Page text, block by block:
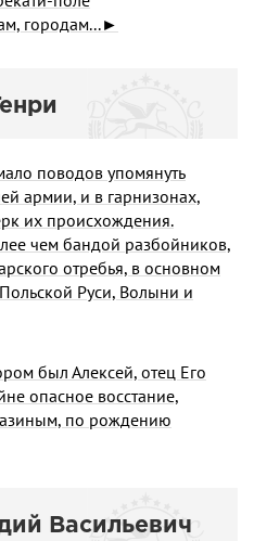
городам...►
поводов упомянуть
армии, и в гарнизонах,
их происхождения.
чем бандой разбойников,
отребья, в основном
Руси, Волыни и
был Алексей, отец Его
опасное восстание,
по рождению
Васильевич